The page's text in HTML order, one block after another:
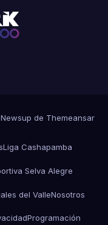
Newsup de Themeansar
Liga Cashapamba
Selva Alegre
del ValleNosotros
Programación